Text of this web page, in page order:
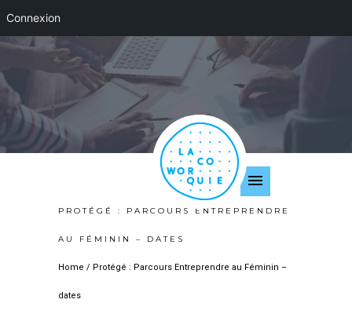
PROTÉGÉ : PARCOURS ENTREPRENDRE
AU FÉMININ – DATES
Home / Protégé : Parcours Entreprendre au Féminin –
dates
Connexion